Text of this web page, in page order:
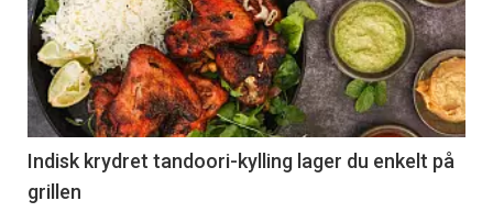
Indisk krydret tandoori-kylling lager du enkelt på
grillen